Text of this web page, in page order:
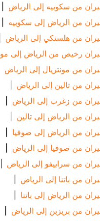
سكوبيه إلى الرياض
|
الرياض إلى سكوبيه |
هلسنكي إلى الرياض
|
من الرياض إلى مونتريال
مونتريال إلى الرياض
|
تالين إلى الرياض
|
زغرب إلى الرياض
|
الرياض إلى تالين
|
الرياض إلى صوفيا
|
صوفيا إلى الرياض
|
سراييفو إلى الرياض
|
باتنا إلى الرياض
|
الرياض إلى باتنا |
بريزبن إلى الرياض
|